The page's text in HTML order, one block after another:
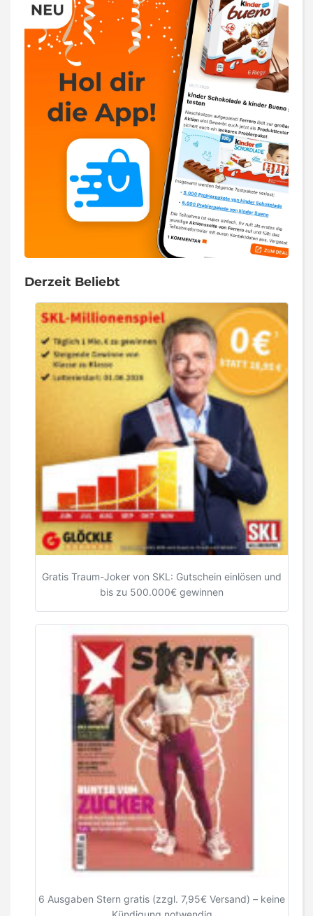
Derzeit Beliebt
Gratis Traum-Joker von SKL: Gutschein einlösen und
bis zu 500.000€ gewinnen
6 Ausgaben Stern gratis (zzgl. 7,95€ Versand) – keine